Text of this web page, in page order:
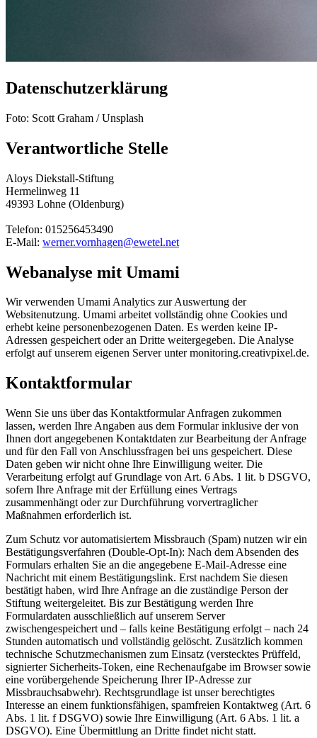
Datenschutzerklärung
Foto: Scott Graham / Unsplash
Verantwortliche Stelle
Aloys Diekstall-Stiftung
Hermelinweg 11
49393 Lohne (Oldenburg)
Telefon: 015256453490
E-Mail: werner.vornhagen@ewetel.net
Webanalyse mit Umami
Wir verwenden Umami Analytics zur Auswertung der
Websitenutzung. Umami arbeitet vollständig ohne Cookies und
erhebt keine personenbezogenen Daten. Es werden keine IP-
Adressen gespeichert oder an Dritte weitergegeben. Die Analyse
erfolgt auf unserem eigenen Server unter monitoring.creativpixel.de.
Kontaktformular
Wenn Sie uns über das Kontaktformular Anfragen zukommen
lassen, werden Ihre Angaben aus dem Formular inklusive der von
Ihnen dort angegebenen Kontaktdaten zur Bearbeitung der Anfrage
und für den Fall von Anschlussfragen bei uns gespeichert. Diese
Daten geben wir nicht ohne Ihre Einwilligung weiter. Die
Verarbeitung erfolgt auf Grundlage von Art. 6 Abs. 1 lit. b DSGVO,
sofern Ihre Anfrage mit der Erfüllung eines Vertrags
zusammenhängt oder zur Durchführung vorvertraglicher
Maßnahmen erforderlich ist.
Zum Schutz vor automatisiertem Missbrauch (Spam) nutzen wir ein
Bestätigungsverfahren (Double-Opt-In): Nach dem Absenden des
Formulars erhalten Sie an die angegebene E-Mail-Adresse eine
Nachricht mit einem Bestätigungslink. Erst nachdem Sie diesen
bestätigt haben, wird Ihre Anfrage an die zuständige Person der
Stiftung weitergeleitet. Bis zur Bestätigung werden Ihre
Formulardaten ausschließlich auf unserem Server
zwischengespeichert und – falls keine Bestätigung erfolgt – nach 24
Stunden automatisch und vollständig gelöscht. Zusätzlich kommen
technische Schutzmechanismen zum Einsatz (verstecktes Prüffeld,
signierter Sicherheits-Token, eine Rechenaufgabe im Browser sowie
eine vorübergehende Speicherung Ihrer IP-Adresse zur
Missbrauchsabwehr). Rechtsgrundlage ist unser berechtigtes
Interesse an einem funktionsfähigen, spamfreien Kontaktweg (Art. 6
Abs. 1 lit. f DSGVO) sowie Ihre Einwilligung (Art. 6 Abs. 1 lit. a
DSGVO). Eine Übermittlung an Dritte findet nicht statt.